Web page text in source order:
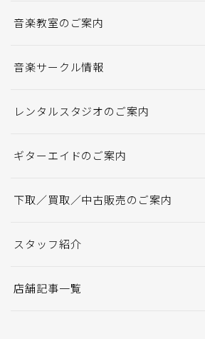
音楽教室のご案内
音楽サークル情報
レンタルスタジオのご案内
ギターエイドのご案内
下取／買取／中古販売のご案内
スタッフ紹介
店舗記事一覧